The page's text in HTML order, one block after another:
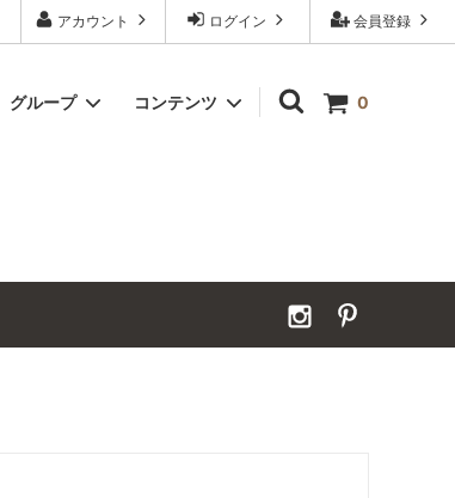
会員登録
ログイン
アカウント
0
グループ コンテンツ